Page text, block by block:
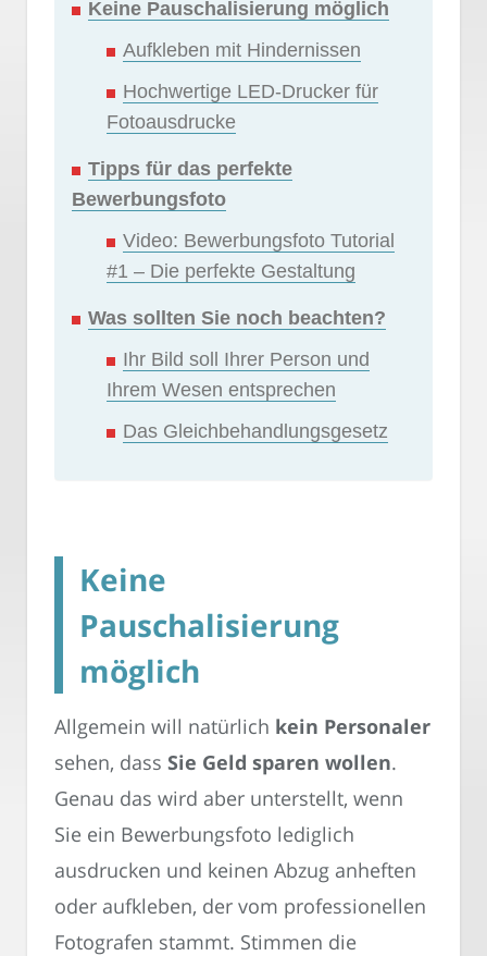
Keine Pauschalisierung möglich
Aufkleben mit Hindernissen
Hochwertige LED-Drucker für
Fotoausdrucke
Tipps für das perfekte
Bewerbungsfoto
Video: Bewerbungsfoto Tutorial
#1 – Die perfekte Gestaltung
Was sollten Sie noch beachten?
Ihr Bild soll Ihrer Person und
Ihrem Wesen entsprechen
Das Gleichbehandlungsgesetz
Keine
Pauschalisierung
möglich
Allgemein will natürlich kein Personaler
sehen, dass Sie Geld sparen wollen.
Genau das wird aber unterstellt, wenn
Sie ein Bewerbungsfoto lediglich
ausdrucken und keinen Abzug anheften
oder aufkleben, der vom professionellen
Fotografen stammt. Stimmen die